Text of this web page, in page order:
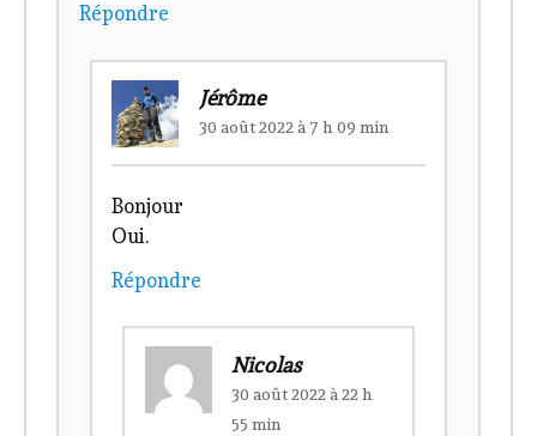
Répondre
Jérôme
30 août 2022 à 7 h 09 min
Bonjour
Oui.
Répondre
Nicolas
30 août 2022 à 22 h
55 min